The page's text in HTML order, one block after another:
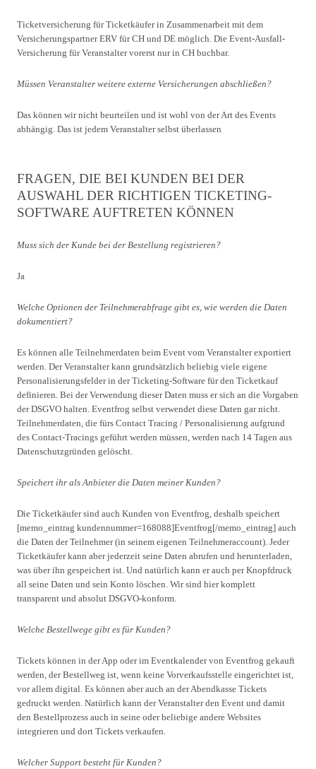
Ticketversicherung für Ticketkäufer in Zusammenarbeit mit dem
Versicherungspartner ERV für CH und DE möglich. Die Event-Ausfall-
Versicherung für Veranstalter vorerst nur in CH buchbar.
Müssen Veranstalter weitere externe Versicherungen abschließen?
Das können wir nicht beurteilen und ist wohl von der Art des Events
abhängig. Das ist jedem Veranstalter selbst überlassen
FRAGEN, DIE BEI KUNDEN BEI DER
AUSWAHL DER RICHTIGEN TICKETING-
SOFTWARE AUFTRETEN KÖNNEN
Muss sich der Kunde bei der Bestellung registrieren?
Ja
Welche Optionen der Teilnehmerabfrage gibt es, wie werden die Daten
dokumentiert?
Es können alle Teilnehmerdaten beim Event vom Veranstalter exportiert
werden. Der Veranstalter kann grundsätzlich beliebig viele eigene
Personalisierungsfelder in der Ticketing-Software für den Ticketkauf
definieren. Bei der Verwendung dieser Daten muss er sich an die Vorgaben
der DSGVO halten. Eventfrog selbst verwendet diese Daten gar nicht.
Teilnehmerdaten, die fürs Contact Tracing / Personalisierung aufgrund
des Contact-Tracings geführt werden müssen, werden nach 14 Tagen aus
Datenschutzgründen gelöscht.
Speichert ihr als Anbieter die Daten meiner Kunden?
Die Ticketkäufer sind auch Kunden von Eventfrog, deshalb speichert
[memo_eintrag kundennummer=168088]Eventfrog[/memo_eintrag] auch
die Daten der Teilnehmer (in seinem eigenen Teilnehmeraccount). Jeder
Ticketkäufer kann aber jederzeit seine Daten abrufen und herunterladen,
was über ihn gespeichert ist. Und natürlich kann er auch per Knopfdruck
all seine Daten und sein Konto löschen. Wir sind hier komplett
transparent und absolut DSGVO-konform.
Welche Bestellwege gibt es für Kunden?
Tickets können in der App oder im Eventkalender von Eventfrog gekauft
werden, der Bestellweg ist, wenn keine Vorverkaufsstelle eingerichtet ist,
vor allem digital. Es können aber auch an der Abendkasse Tickets
gedruckt werden. Natürlich kann der Veranstalter den Event und damit
den Bestellprozess auch in seine oder beliebige andere Websites
integrieren und dort Tickets verkaufen.
Welcher Support besteht für Kunden?